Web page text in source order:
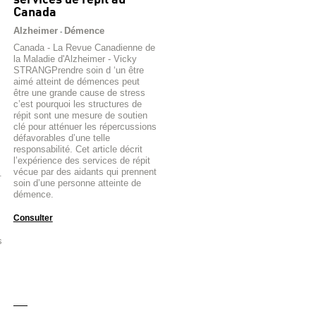
Canada
Alzheimer- Démence
Canada - La Revue Canadienne de
la Maladie d'Alzheimer - Vicky
STRANGPrendre soin d ‘un être
aimé atteint de démences peut
être une grande cause de stress
c’est pourquoi les structures de
répit sont une mesure de soutien
clé pour atténuer les répercussions
défavorables d’une telle
responsabilité. Cet article décrit
l’expérience des services de répit
vécue par des aidants qui prennent
soin d’une personne atteinte de
démence.
Consulter